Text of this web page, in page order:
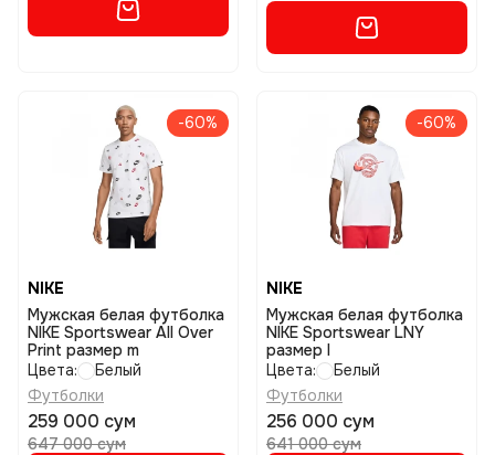
-60%
NIKE
Мужская белая футболка
NIKE Sportswear All Over
Print размер m
Цвета:
Белый
Футболки
259 000 сум
647 000 сум
-60%
NIKE
Мужская белая футболка
NIKE Sportswear LNY
размер l
Цвета:
Белый
Футболки
256 000 сум
641 000 сум